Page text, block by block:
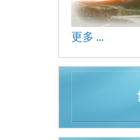
更多 ...